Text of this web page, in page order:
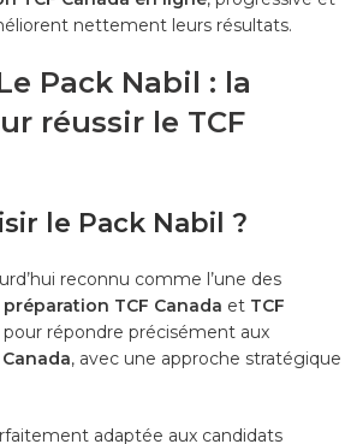
nettement leurs résultats.
Pack Nabil : la
réussir le TCF
le Pack Nabil ?
reconnu comme l’une des
préparation TCF Canada et TCF
répondre précisément aux
, avec une approche stratégique
adaptée aux candidats